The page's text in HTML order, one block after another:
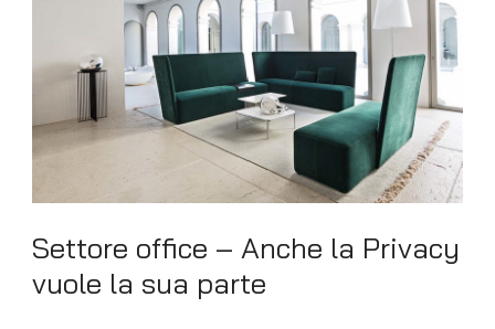
Settore office – Anche la Privacy
vuole la sua parte